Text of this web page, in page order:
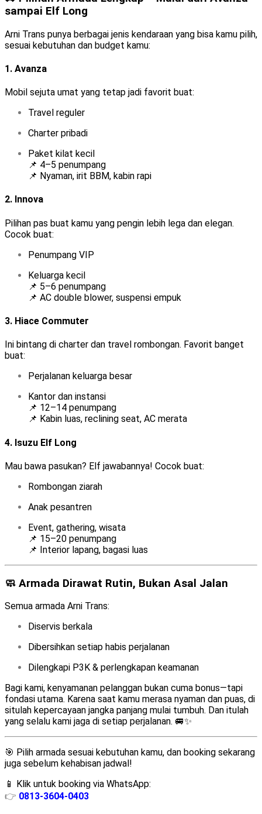
sampai Elf Long
Arni Trans punya berbagai jenis kendaraan yang bisa kamu pilih,
sesuai kebutuhan dan budget kamu:
1. Avanza
Mobil sejuta umat yang tetap jadi favorit buat:
Travel reguler
Charter pribadi
Paket kilat kecil
📌 4–5 penumpang
📌 Nyaman, irit BBM, kabin rapi
2. Innova
Pilihan pas buat kamu yang pengin lebih lega dan elegan.
Cocok buat:
Penumpang VIP
Keluarga kecil
📌 5–6 penumpang
📌 AC double blower, suspensi empuk
3. Hiace Commuter
Ini bintang di charter dan travel rombongan. Favorit banget
buat:
Perjalanan keluarga besar
Kantor dan instansi
📌 12–14 penumpang
📌 Kabin luas, reclining seat, AC merata
4. Isuzu Elf Long
Mau bawa pasukan? Elf jawabannya! Cocok buat:
Rombongan ziarah
Anak pesantren
Event, gathering, wisata
📌 15–20 penumpang
📌 Interior lapang, bagasi luas
🧼 Armada Dirawat Rutin, Bukan Asal Jalan
Semua armada Arni Trans:
Diservis berkala
Dibersihkan setiap habis perjalanan
Dilengkapi P3K & perlengkapan keamanan
Bagi kami, kenyamanan pelanggan bukan cuma bonus—tapi
fondasi utama. Karena saat kamu merasa nyaman dan puas, di
situlah kepercayaan jangka panjang mulai tumbuh. Dan itulah
yang selalu kami jaga di setiap perjalanan. 🚐✨
🎯 Pilih armada sesuai kebutuhan kamu, dan booking sekarang
juga sebelum kehabisan jadwal!
📱 Klik untuk booking via WhatsApp:
👉 0813-3604-0403